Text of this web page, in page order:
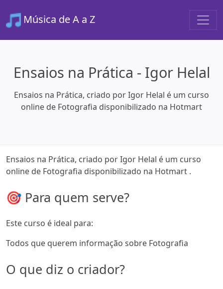
Música de A a Z
Ensaios na Prática - Igor Helal
Ensaios na Prática, criado por Igor Helal é um curso
online de Fotografia disponibilizado na Hotmart
Ensaios na Prática, criado por Igor Helal é um curso
online de Fotografia disponibilizado na Hotmart .
🎯 Para quem serve?
Este curso é ideal para:
Todos que querem informação sobre Fotografia
O que diz o criador?